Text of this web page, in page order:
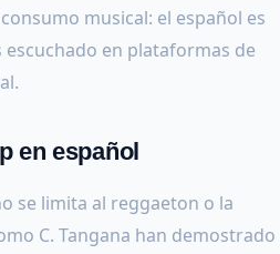
musical: el español es
en plataformas de
en español
se limita al reggaeton o la
C. Tangana han demostrado